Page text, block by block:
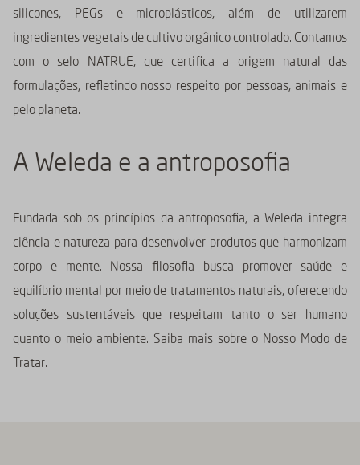
silicones, PEGs e microplásticos, além de utilizarem
ingredientes vegetais de cultivo orgânico controlado. Contamos
com o selo NATRUE, que certifica a origem natural das
formulações, refletindo nosso respeito por pessoas, animais e
pelo planeta.
A Weleda e a antroposofia
Fundada sob os princípios da antroposofia, a Weleda integra
ciência e natureza para desenvolver produtos que harmonizam
corpo e mente. Nossa filosofia busca promover saúde e
equilíbrio mental por meio de tratamentos naturais, oferecendo
soluções sustentáveis que respeitam tanto o ser humano
quanto o meio ambiente. Saiba mais sobre o Nosso Modo de
Tratar.